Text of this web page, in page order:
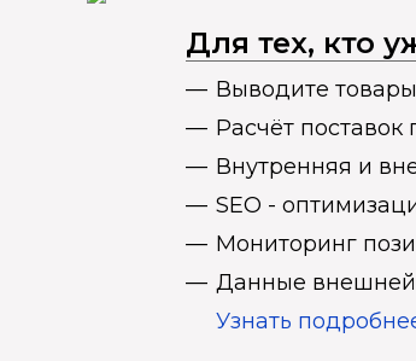
Для тех, кто
Выводите
Расчёт поставок
Внутренняя и
SEO -
Мониторинг
Данные внешней
Узнать